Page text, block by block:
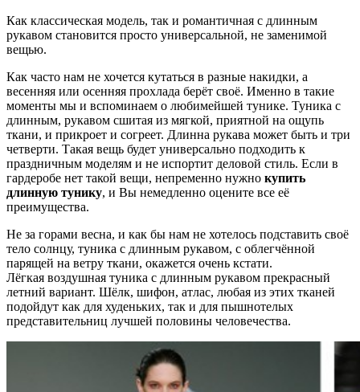
Как классическая модель, так и романтичная с длинным
рукавом становится просто универсальной, не заменимой
вещью.
Как часто нам не хочется кутаться в разные накидки, а
весенняя или осенняя прохлада берёт своё. Именно в такие
моменты мы и вспоминаем о любимейшей тунике. Туника с
длинным, рукавом сшитая из мягкой, приятной на ощупь
ткани, и прикроет и согреет. Длинна рукава может быть и три
четверти. Такая вещь будет универсально подходить к
праздничным моделям и не испортит деловой стиль. Если в
гардеробе нет такой вещи, непременно нужно купить
длинную тунику, и Вы немедленно оцените все её
преимущества.
Не за горами весна, и как бы нам не хотелось подставить своё
тело солнцу, туника с длинным рукавом, с облегчённой
парящей на ветру ткани, окажется очень кстати.
Лёгкая воздушная туника с длинным рукавом прекрасный
летний вариант. Шёлк, шифон, атлас, любая из этих тканей
подойдут как для худеньких, так и для пышнотелых
представительниц лучшей половины человечества.